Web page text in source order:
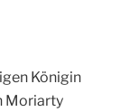
Königin
Moriarty